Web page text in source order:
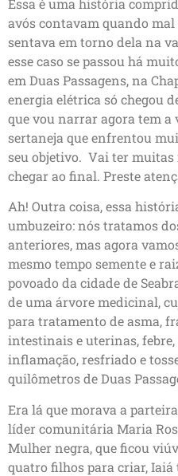
Essa é uma história
avós contavam quando
sentava em torno dela na
esse caso se passou há
em Duas Passagens, na
energia elétrica só chegou
que vou narrar agora tem a
sertaneja que enfrentou
seu objetivo. Vai ter muitas
chegar ao final. Preste
Ah! Outra coisa, essa
umbuzeiro: nós tratamos
anteriores, mas agora
mesmo tempo semente e
povoado da cidade de
de uma árvore medicinal,
para tratamento de asma,
intestinais e uterinas,
inflamação, resfriado e
quilômetros de Duas
Era lá que morava a
líder comunitária Maria
Mulher negra, que ficou
quatro filhos para criar,